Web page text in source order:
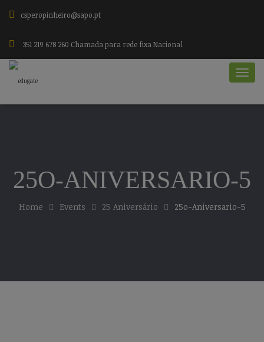
csperopinheiro@sapo.pt
351 219 678 260 Chamada para rede fixa Nacional
25O-ANIVERSARIO-5
Home Events 25 Aniversário 25o-Aniversario-5